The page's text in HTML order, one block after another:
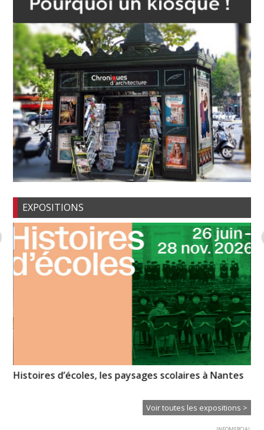
EXPOSITIONS
Histoires d’écoles, les paysages scolaires à Nantes
Voir toutes les expositions >